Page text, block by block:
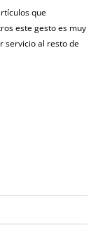
que
este gesto es muy
servicio al resto de